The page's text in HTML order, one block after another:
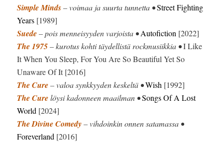
Simple Minds– voimaa ja suurta tunnetta •Street Fighting
Years [1989]
Suede– pois menneisyyden varjoista •Autofiction [2022]
The 1975– kurotus kohti täydellistä rockmusiikkia •I Like
It When You Sleep, For You Are So Beautiful Yet So
Unaware Of It [2016]
The Cure– valoa synkkyyden keskeltä •Wish [1992]
The Curelöysi kadonneen maailman •Songs Of A Lost
World [2024]
The Divine Comedy– vihdoinkin onnen satamassa •
Foreverland [2016]